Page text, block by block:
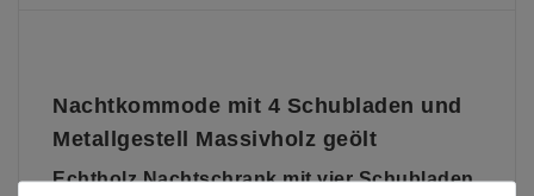
Nachtkommode mit 4 Schubladen und
Metallgestell Massivholz geölt
EchtholzNachtschrank mit vier Schubladen